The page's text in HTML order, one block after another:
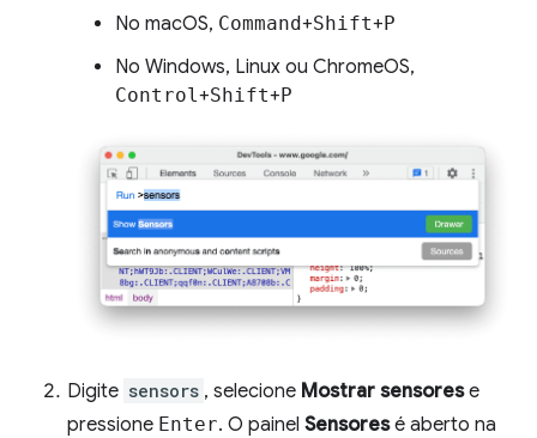
No macOS, Command+Shift+P
No Windows, Linux ou ChromeOS,
Control+Shift+P
Digite sensors , selecione Mostrar sensorese
pressione Enter. O painel Sensoresé aberto na